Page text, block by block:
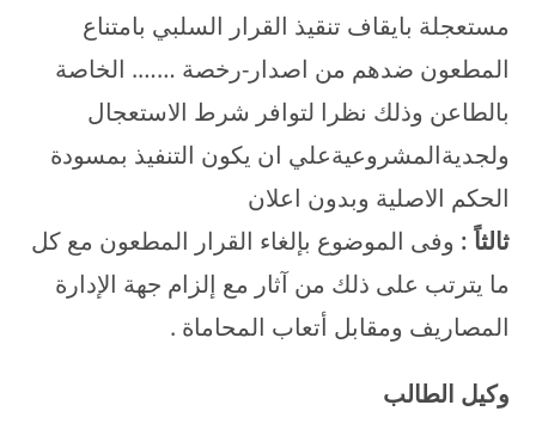
مستعجلة بايقاف تنقيذ القرار السلبي بامتناع
المطعون ضدهم من اصدار-رخصة ……. الخاصة
بالطاعن وذلك نظرا لتوافر شرط الاستعجال
ولجديةالمشروعيةعلي ان يكون التنفيذ بمسودة
الحكم الاصلية وبدون اعلان
ثالثاً : وفى الموضوع بإلغاء القرار المطعون مع كل
ما يترتب على ذلك من آثار مع إلزام جهة الإدارة
المصاريف ومقابل أتعاب المحاماة .
وكيل الطالب